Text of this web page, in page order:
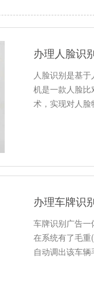
办理人脸识
人脸识别是基
机是一款人脸
术，实现对人
办理车牌识
车牌识别广告
在系统有了毛
自动调出该车